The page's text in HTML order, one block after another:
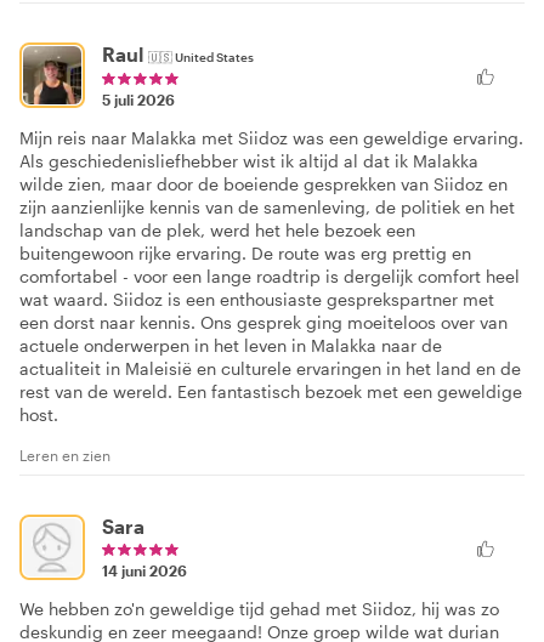
Raul 🇺🇸United States
5 juli 2026
Mijn reis naar Malakka met Siidoz was een geweldige ervaring.
Als geschiedenisliefhebber wist ik altijd al dat ik Malakka
wilde zien, maar door de boeiende gesprekken van Siidoz en
zijn aanzienlijke kennis van de samenleving, de politiek en het
landschap van de plek, werd het hele bezoek een
buitengewoon rijke ervaring. De route was erg prettig en
comfortabel - voor een lange roadtrip is dergelijk comfort heel
wat waard. Siidoz is een enthousiaste gesprekspartner met
een dorst naar kennis. Ons gesprek ging moeiteloos over van
actuele onderwerpen in het leven in Malakka naar de
actualiteit in Maleisië en culturele ervaringen in het land en de
rest van de wereld. Een fantastisch bezoek met een geweldige
host.
Leren en zien
Sara
14 juni 2026
We hebben zo'n geweldige tijd gehad met Siidoz, hij was zo
deskundig en zeer meegaand! Onze groep wilde wat durian